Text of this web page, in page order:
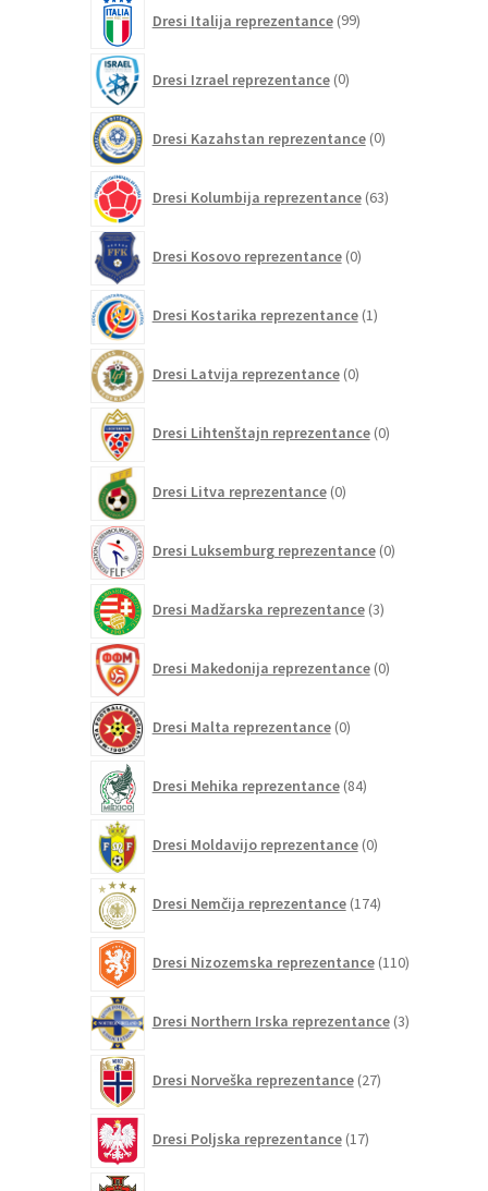
Dresi Italija reprezentance 99izdelkov
Dresi Izrael reprezentance 0izdelkov
Dresi Kazahstan reprezentance 0izdelkov
Dresi Kolumbija reprezentance 63izdelkov
Dresi Kosovo reprezentance 0izdelkov
Dresi Kostarika reprezentance 1izdelek
Dresi Latvija reprezentance 0izdelkov
Dresi Lihtenštajn reprezentance 0izdelkov
Dresi Litva reprezentance 0izdelkov
Dresi Luksemburg reprezentance 0izdelkov
Dresi Madžarska reprezentance 3izdelki
Dresi Makedonija reprezentance 0izdelkov
Dresi Malta reprezentance 0izdelkov
Dresi Mehika reprezentance 84izdelkov
Dresi Moldavijo reprezentance 0izdelkov
Dresi Nemčija reprezentance 174izdelkov
Dresi Nizozemska reprezentance 110izdelkov
Dresi Northern Irska reprezentance 3izdelki
Dresi Norveška reprezentance 27izdelkov
Dresi Poljska reprezentance 17izdelkov